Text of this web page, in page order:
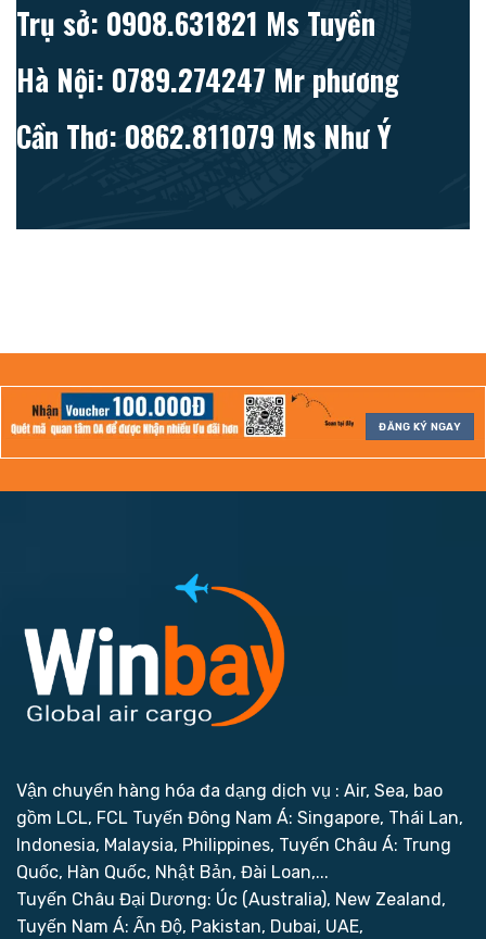
Trụ sở: 0908.631821 Ms Tuyền
Hà Nội: 0789.274247 Mr phương
Cần Thơ: 0862.811079 Ms Như Ý
ĐĂNG KÝ NGAY
Vận chuyển hàng hóa đa dạng dịch vụ : Air, Sea, bao
gồm LCL, FCL Tuyến Đông Nam Á: Singapore, Thái Lan,
Indonesia, Malaysia, Philippines, Tuyến Châu Á: Trung
Quốc, Hàn Quốc, Nhật Bản, Đài Loan,...
Tuyến Châu Đại Dương: Úc (Australia), New Zealand,
Tuyến Nam Á: Ấn Độ, Pakistan, Dubai, UAE,